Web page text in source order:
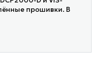
прошивки. В